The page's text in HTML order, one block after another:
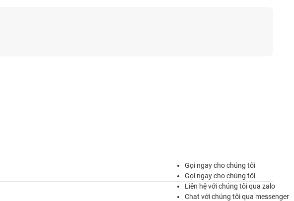
Gọi ngay cho chúng tôi
Gọi ngay cho chúng tôi
Liên hệ với chúng tôi qua zalo
Chat với chúng tôi qua messenger